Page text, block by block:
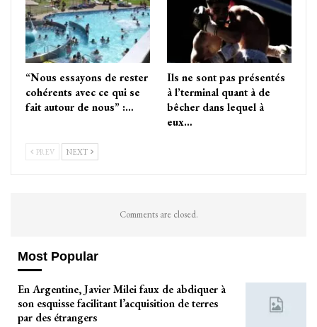
“Nous essayons de rester
cohérents avec ce qui se
fait autour de nous” :…
Ils ne sont pas présentés
à l’terminal quant à de
bêcher dans lequel à
eux…
PREV NEXT
Comments are closed.
Most Popular
En Argentine, Javier Milei faux de abdiquer à
son esquisse facilitant l’acquisition de terres
par des étrangers